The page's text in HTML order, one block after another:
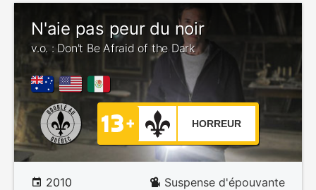
N'aie pas peur du noir
v.o. : Don't Be Afraid of the Dark
HORREUR
2010 Suspense d'épouvante